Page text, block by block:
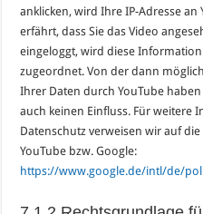
anklicken, wird Ihre IP-Adresse
erfährt, dass Sie das Video
eingeloggt, wird diese
zugeordnet. Von der dann
Ihrer Daten durch YouTube
auch keinen Einfluss. Für weitere
Datenschutz verweisen wir auf
YouTube bzw. Google:
https://www.google.de/intl/de/